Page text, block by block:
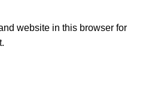
website in this browser for